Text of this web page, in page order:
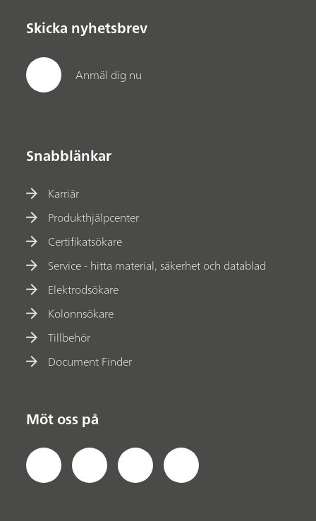
Skicka nyhetsbrev
Anmäl dig nu
Snabblänkar
Karriär
Produkthjälpcenter
Certifikatsökare
Service - hitta material, säkerhet och datablad
Elektrodsökare
Kolonnsökare
Tillbehör
Document Finder
Möt oss på